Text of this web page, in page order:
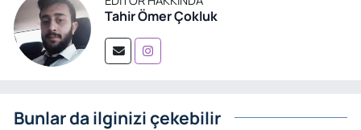
Tahir Ömer Çokluk
Bunlar da ilginizi çekebilir